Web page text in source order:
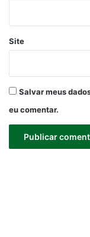
Site
Salvar meus
eu comentar.